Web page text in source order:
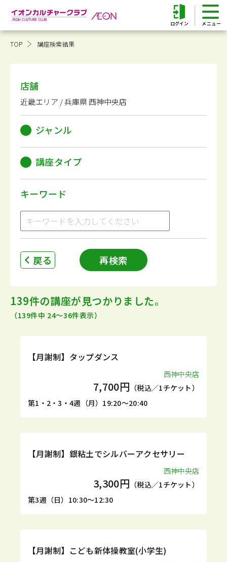
ログイン
TOP 講座検索結果
店舗
近畿エリア / 兵庫県 西神中央店
ジャンル
講座タイプ
キーワード
戻る 再検索
139件の講座が見つかりました。
（139件中 24〜36件表示）
定期 体験
【月謝制】タップダンス
西神中央店
7,700円 （税込／1チケット）
第1・2・3・4週（月）19:20～20:40
定期 体験
【月謝制】銀粘土でシルバーアクセサリー
西神中央店
3,300円 （税込／1チケット）
第3週（日）10:30～12:30
定期 体験
【月謝制】こども新体操教室(小学生)